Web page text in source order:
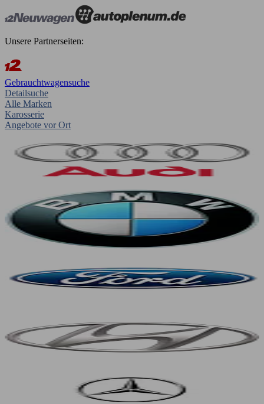
Unsere Partnerseiten:
Gebrauchtwagensuche
Detailsuche
Alle Marken
Karosserie
Angebote vor Ort